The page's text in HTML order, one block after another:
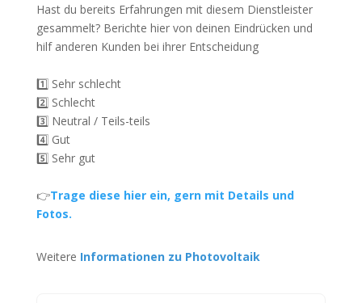
Hast du bereits Erfahrungen mit diesem Dienstleister
gesammelt? Berichte hier von deinen Eindrücken und
hilf anderen Kunden bei ihrer Entscheidung
1️⃣ Sehr schlecht
2️⃣ Schlecht
3️⃣ Neutral / Teils-teils
4️⃣ Gut
5️⃣ Sehr gut
👉Trage diese hier ein, gern mit Details und
Fotos.
Weitere Informationen zu Photovoltaik